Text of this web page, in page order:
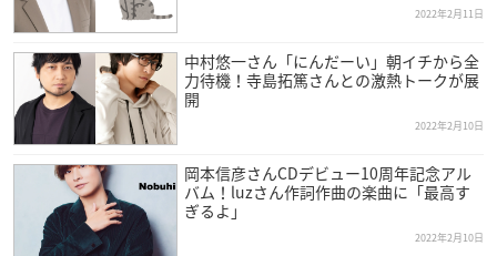
2022年2月11日
中村悠一さん「にんだーい」朝イチから全
力待機！寺島拓篤さんとの激熱トークが展
開
2022年2月10日
岡本信彦さんCDデビュー10周年記念アル
バム！luzさん作詞作曲の楽曲に「最高す
ぎるよ」
2022年2月10日